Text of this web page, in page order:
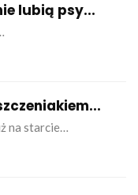
lubią psy...
na starcie…